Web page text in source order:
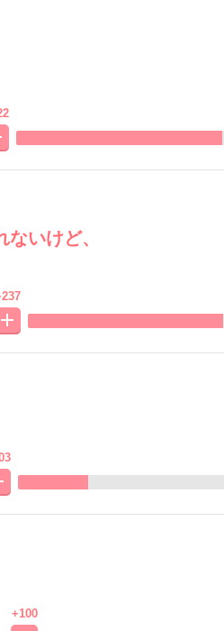
いけど、
+100